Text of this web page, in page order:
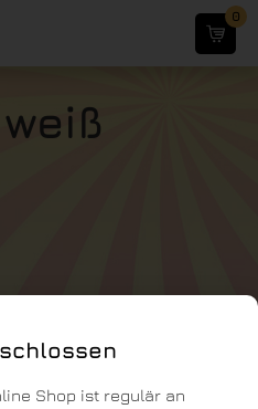
0
Shop ist regulär an